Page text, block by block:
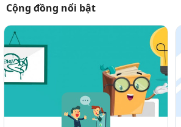
Cộng đồng nổi bật